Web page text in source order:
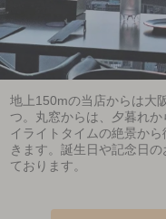
地上150mの当店からは大
つ。丸窓からは、夕暮れ
イライトタイムの絶景か
きます。誕生日や記念日
ております。